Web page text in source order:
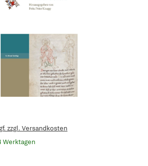
zzgl. Versandkosten
Werktagen